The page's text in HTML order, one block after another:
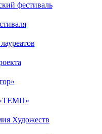
фестиваль
«ТЕМП»
Художеств